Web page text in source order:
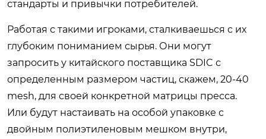
стандарты и привычки потребителей.
Работая с такими игроками, сталкиваешься с их
глубоким пониманием сырья. Они могут
запросить у китайского поставщика SDIC с
определенным размером частиц, скажем, 20-40
mesh, для своей конкретной матрицы пресса.
Или будут настаивать на особой упаковке с
двойным полиэтиленовым мешком внутри,